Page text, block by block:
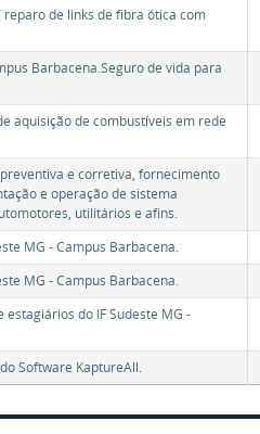
de links de fibra ótica com
Barbacena.Seguro de vida para
aquisição de combustíveis em rede
e corretiva, fornecimento
e operação de sistema
utilitários e afins.
MG - Campus Barbacena.
MG - Campus Barbacena.
do IF Sudeste MG -
Software KaptureAll.